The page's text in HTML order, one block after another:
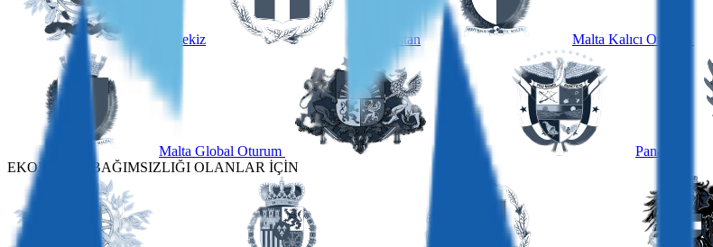
Portekiz Yunanistan Malta Kalıcı Oturum
Malta Global Oturum Panama
EKONOMİK BAĞIMSIZLIĞI OLANLAR İÇİN